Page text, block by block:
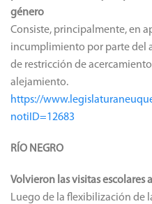
género
Consiste, principalmente, en
incumplimiento por parte del
de restricción de
alejamiento.
https://
notiID=12683
RÍO NEGRO
Volvieron las visitas escolares
Luego de la flexibilización de